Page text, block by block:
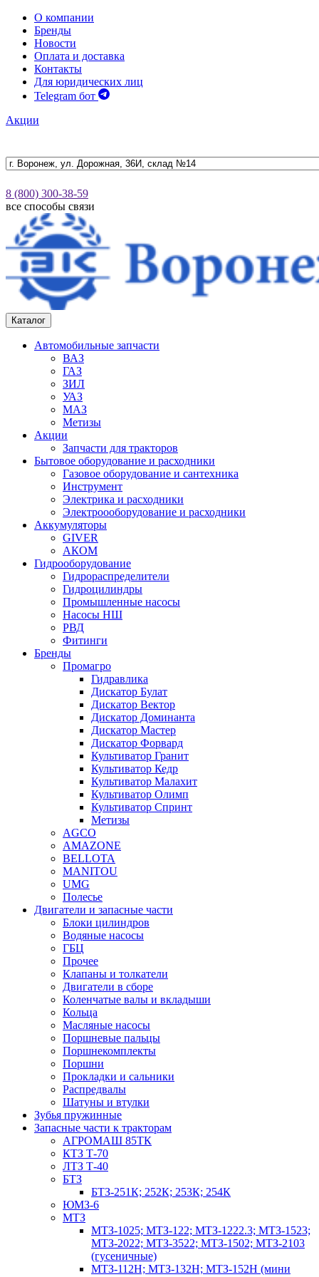
О компании
Бренды
Новости
Оплата и доставка
Контакты
Для юридических лиц
Telegram бот
Акции
8 (800) 300-38-59
все способы связи
Каталог
Автомобильные запчасти
ВАЗ
ГАЗ
ЗИЛ
УАЗ
МАЗ
Метизы
Акции
Запчасти для тракторов
Бытовое оборудование и расходники
Газовое оборудование и сантехника
Инструмент
Электрика и расходники
Электроооборудование и расходники
Аккумуляторы
GIVER
АКОМ
Гидрооборудование
Гидрораспределители
Гидроцилиндры
Промышленные насосы
Насосы НШ
РВД
Фитинги
Бренды
Промагро
Гидравлика
Дискатор Булат
Дискатор Вектор
Дискатор Доминанта
Дискатор Мастер
Дискатор Форвард
Культиватор Гранит
Культиватор Кедр
Культиватор Малахит
Культиватор Олимп
Культиватор Спринт
Метизы
AGCO
AMAZONE
BELLOTA
MANITOU
UMG
Полесье
Двигатели и запасные части
Блоки цилиндров
Водяные насосы
ГБЦ
Прочее
Клапаны и толкатели
Двигатели в сборе
Коленчатые валы и вкладыши
Кольца
Масляные насосы
Поршневые пальцы
Поршнекомплекты
Поршни
Прокладки и сальники
Распредвалы
Шатуны и втулки
Зубья пружинные
Запасные части к тракторам
АГРОМАШ 85ТК
КТЗ Т-70
ЛТЗ Т-40
БТЗ
БТЗ-251К; 252К; 253К; 254К
ЮМЗ-6
МТЗ
МТЗ-1025; МТЗ-122; МТЗ-1222.3; МТЗ-1523;
МТЗ-2022; МТЗ-3522; МТЗ-1502; МТЗ-2103
(гусеничные)
МТЗ-112Н; МТЗ-132Н; МТЗ-152Н (мини